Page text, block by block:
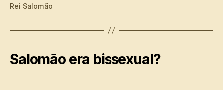
Rei Salomão
Salomão era bissexual?